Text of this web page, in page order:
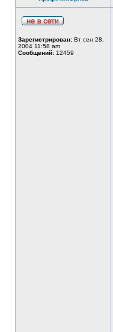
Зарегистрирован: Вт сен 28,
2004 11:58 am
Сообщений: 12459